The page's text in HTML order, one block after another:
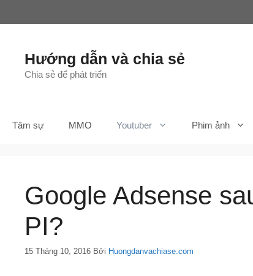
Hướng dẫn và chia sẻ
Chia sẻ để phát triển
Tâm sự MMO Youtuber Phim ảnh
Google Adsense
PI?
15 Tháng 10, 2016 Bởi Huongdanvachiase.com